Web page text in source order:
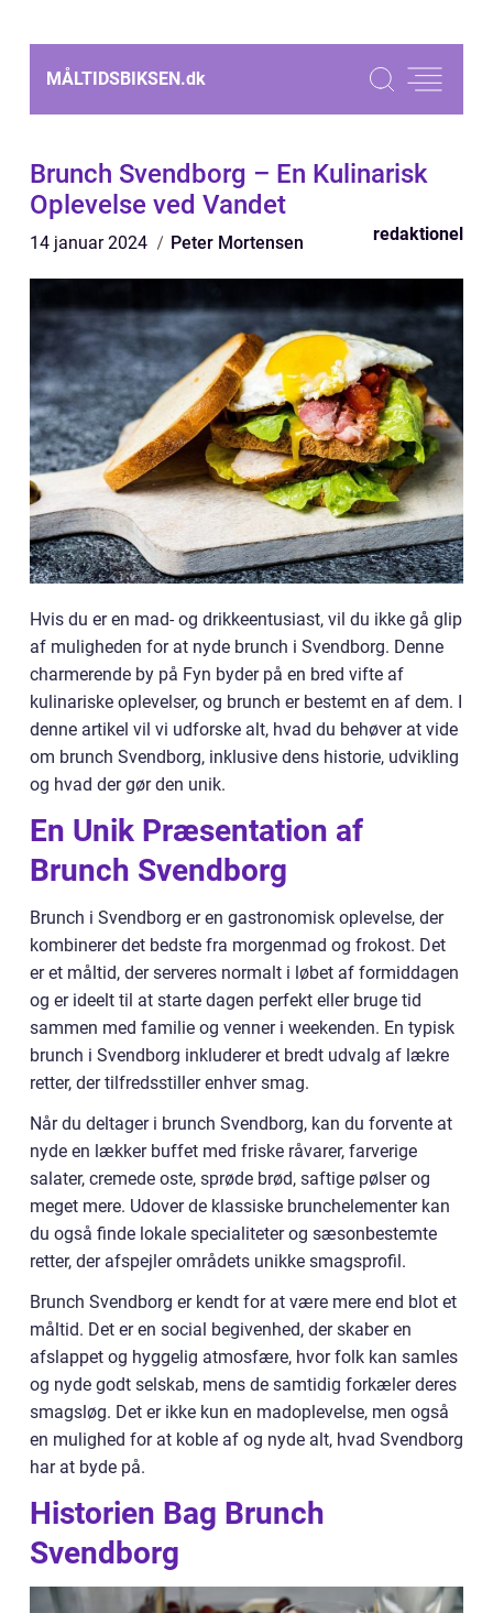
MÅLTIDSBIKSEN.dk
Brunch Svendborg – En Kulinarisk
Oplevelse ved Vandet
14 januar 2024 Peter Mortensen redaktionel
Hvis du er en mad- og drikkeentusiast, vil du ikke gå glip
af muligheden for at nyde brunch i Svendborg. Denne
charmerende by på Fyn byder på en bred vifte af
kulinariske oplevelser, og brunch er bestemt en af dem. I
denne artikel vil vi udforske alt, hvad du behøver at vide
om brunch Svendborg, inklusive dens historie, udvikling
og hvad der gør den unik.
En Unik Præsentation af
Brunch Svendborg
Brunch i Svendborg er en gastronomisk oplevelse, der
kombinerer det bedste fra morgenmad og frokost. Det
er et måltid, der serveres normalt i løbet af formiddagen
og er ideelt til at starte dagen perfekt eller bruge tid
sammen med familie og venner i weekenden. En typisk
brunch i Svendborg inkluderer et bredt udvalg af lækre
retter, der tilfredsstiller enhver smag.
Når du deltager i brunch Svendborg, kan du forvente at
nyde en lækker buffet med friske råvarer, farverige
salater, cremede oste, sprøde brød, saftige pølser og
meget mere. Udover de klassiske brunchelementer kan
du også finde lokale specialiteter og sæsonbestemte
retter, der afspejler områdets unikke smagsprofil.
Brunch Svendborg er kendt for at være mere end blot et
måltid. Det er en social begivenhed, der skaber en
afslappet og hyggelig atmosfære, hvor folk kan samles
og nyde godt selskab, mens de samtidig forkæler deres
smagsløg. Det er ikke kun en madoplevelse, men også
en mulighed for at koble af og nyde alt, hvad Svendborg
har at byde på.
Historien Bag Brunch
Svendborg